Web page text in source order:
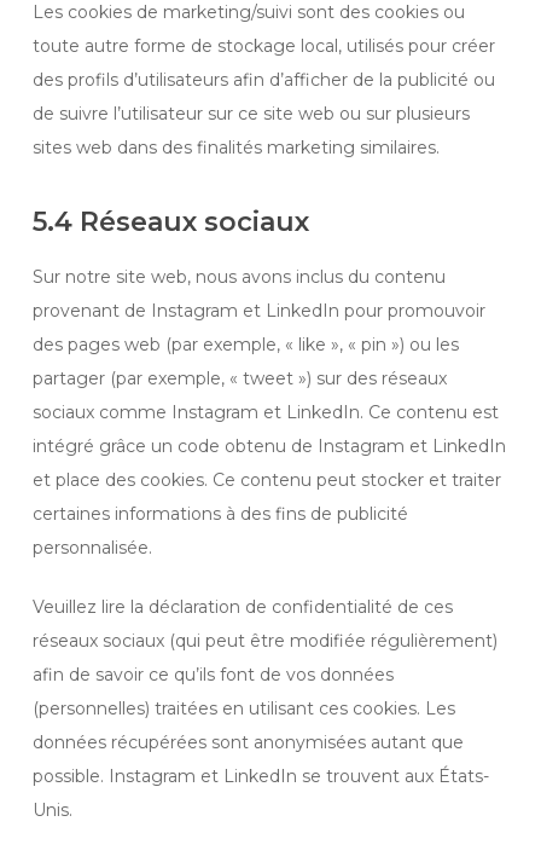
Les cookies de marketing/suivi sont des cookies ou
toute autre forme de stockage local, utilisés pour créer
des profils d’utilisateurs afin d’afficher de la publicité ou
de suivre l’utilisateur sur ce site web ou sur plusieurs
sites web dans des finalités marketing similaires.
5.4 Réseaux sociaux
Sur notre site web, nous avons inclus du contenu
provenant de Instagram et LinkedIn pour promouvoir
des pages web (par exemple, « like », « pin ») ou les
partager (par exemple, « tweet ») sur des réseaux
sociaux comme Instagram et LinkedIn. Ce contenu est
intégré grâce un code obtenu de Instagram et LinkedIn
et place des cookies. Ce contenu peut stocker et traiter
certaines informations à des fins de publicité
personnalisée.
Veuillez lire la déclaration de confidentialité de ces
réseaux sociaux (qui peut être modifiée régulièrement)
afin de savoir ce qu’ils font de vos données
(personnelles) traitées en utilisant ces cookies. Les
données récupérées sont anonymisées autant que
possible. Instagram et LinkedIn se trouvent aux États-
Unis.